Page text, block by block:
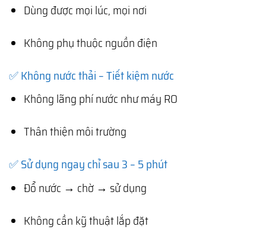
Dùng được mọi lúc, mọi nơi
Không phụ thuộc nguồn điện
✅ Không nước thải – Tiết kiệm nước
Không lãng phí nước như máy RO
Thân thiện môi trường
✅ Sử dụng ngay chỉ sau 3 – 5 phút
Đổ nước → chờ → sử dụng
Không cần kỹ thuật lắp đặt